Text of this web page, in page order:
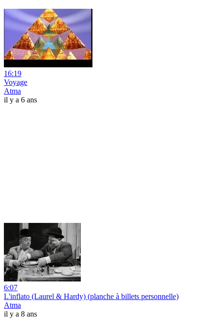
16:19
Voyage
Atma
il y a 6 ans
6:07
L'inflato (Laurel & Hardy) (planche à billets personnelle)
Atma
il y a 8 ans